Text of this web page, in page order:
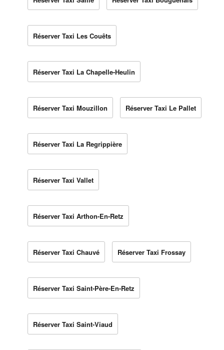
Réserver Taxi Les Couêts
Réserver Taxi La Chapelle-Heulin
Réserver Taxi Mouzillon Réserver Taxi Le Pallet
Réserver Taxi La Regrippière
Réserver Taxi Vallet
Réserver Taxi Arthon-En-Retz
Réserver Taxi Chauvé Réserver Taxi Frossay
Réserver Taxi Saint-Père-En-Retz
Réserver Taxi Saint-Viaud